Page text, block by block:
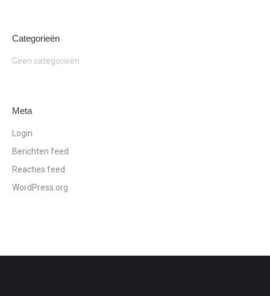
Categorieën
Geen categorieën
Meta
Login
Berichten feed
Reacties feed
WordPress.org